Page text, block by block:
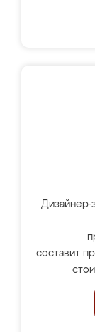
Дизайнер-
составит